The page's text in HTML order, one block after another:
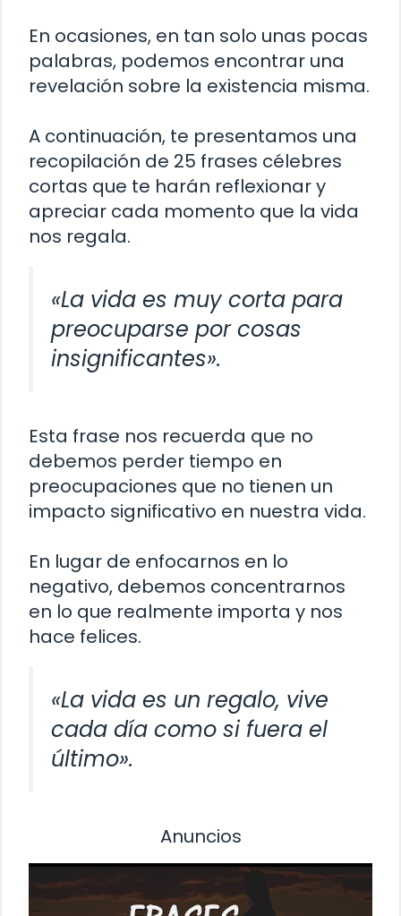
En ocasiones, en tan solo unas pocas
palabras, podemos encontrar una
revelación sobre la existencia misma.
A continuación, te presentamos una
recopilación de 25 frases célebres
cortas que te harán reflexionar y
apreciar cada momento que la vida
nos regala.
«La vida es muy corta para
preocuparse por cosas
insignificantes».
Esta frase nos recuerda que no
debemos perder tiempo en
preocupaciones que no tienen un
impacto significativo en nuestra vida.
En lugar de enfocarnos en lo
negativo, debemos concentrarnos
en lo que realmente importa y nos
hace felices.
«La vida es un regalo, vive
cada día como si fuera el
último».
Anuncios